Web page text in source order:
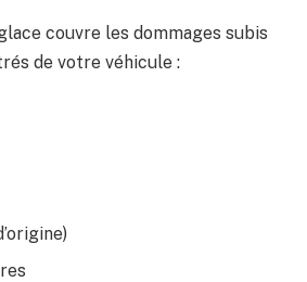
couvre les dommages subis
de votre véhicule :